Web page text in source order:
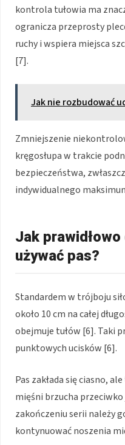
kontrola tułowia ma
ogranicza przeprosty
ruchy i wspiera miejsca
[7].
Jak nie rozbudować
Zmniejszenie
kręgosłupa w trakcie
bezpieczeństwa,
indywidualnego
Jak
używać pas?
Standardem w trójboju
około 10 cm na całej
obejmuje tułów [6]. Taki
punktowych ucisków [6].
Pas zakłada się ciasno,
mięśni brzucha
zakończeniu serii należy
kontynuować noszenia